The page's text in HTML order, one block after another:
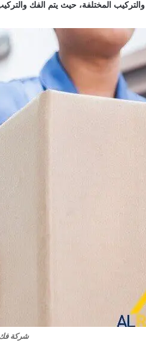
المختلفة، حيث يتم الفك
شركة